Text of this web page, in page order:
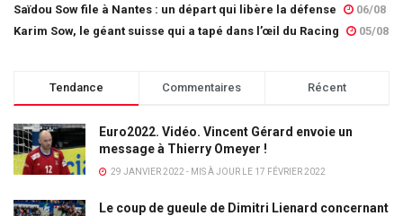
Saïdou Sow file à Nantes : un départ qui libère la défense
06/08
Karim Sow, le géant suisse qui a tapé dans l’œil du Racing
05/08
Tendance Commentaires Récent
Euro2022. Vidéo. Vincent Gérard envoie un
message à Thierry Omeyer !
29 JANVIER 2022 - MIS À JOUR LE 17 FÉVRIER 2022
Le coup de gueule de Dimitri Lienard concernant